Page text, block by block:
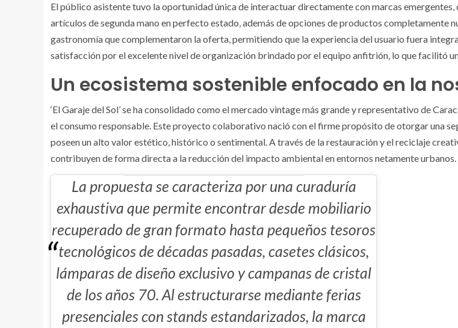
El público asistente tuvo la oportunidad única de interactuar directamente con marcas
artículos de segunda mano en perfecto estado, además de opciones de productos completamente
gastronomía que complementaron la oferta, permitiendo que la experiencia del usuario fuera
satisfacción por el excelente nivel de organización brindado por el equipo anfitrión, lo que facilitó
Un ecosistema sostenible enfocado en la
‘El Garaje del Sol’ se ha consolidado como el mercado vintage más grande y representativo de
el consumo responsable. Este proyecto colaborativo nació con el firme propósito de otorgar una
poseen un alto valor estético, histórico o sentimental. A través de la restauración y el reciclaje
contribuyen de forma directa a la reducción del impacto ambiental en entornos netamente urbanos.
La propuesta se caracteriza por una curaduría
exhaustiva que permite encontrar desde mobiliario
recuperado de gran formato hasta pequeños tesoros
tecnológicos de décadas pasadas, casetes clásicos,
lámparas de diseño exclusivo y campanas de cristal
de los años 70. Al estructurarse mediante ferias
presenciales con stands estandarizados, la marca